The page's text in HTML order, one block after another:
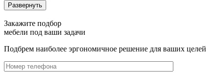
Развернуть
Закажите подбор
мебели под ваши задачи
Подбрем наиболее эргономичное решение для ваших целей